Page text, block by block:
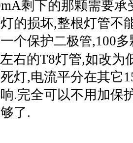
剩下的那颗需要
的损坏,整根灯管不
个保护二极管,100
右的T8灯管,如改为
灯,电流平分在其它
.完全可以不用加保
了.